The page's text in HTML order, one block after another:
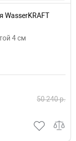
WasserKRAFT
4 см
50 240 р.